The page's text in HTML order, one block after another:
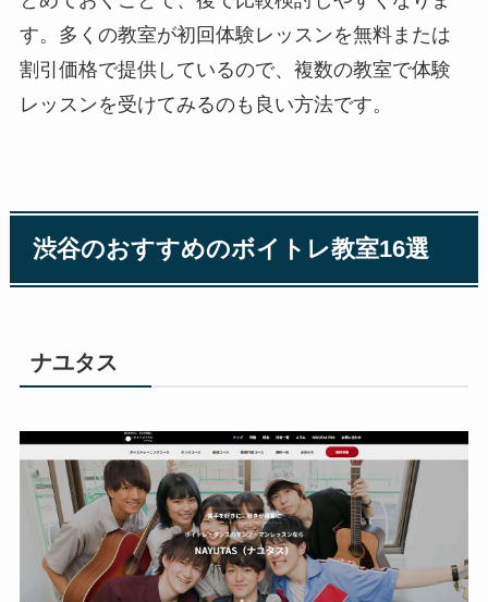
す。多くの教室が初回体験レッスンを無料または
割引価格で提供しているので、複数の教室で体験
レッスンを受けてみるのも良い方法です。
渋谷のおすすめのボイトレ教室16選
ナユタス